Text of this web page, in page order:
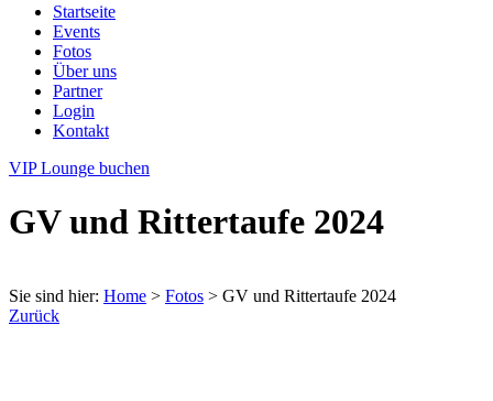
Startseite
Events
Fotos
Über uns
Partner
Login
Kontakt
VIP Lounge buchen
GV und Rittertaufe 2024
Sie sind hier: Home > Fotos > GV und Rittertaufe 2024
Zurück